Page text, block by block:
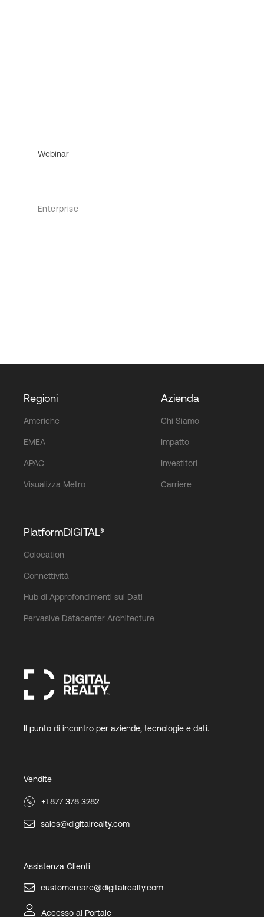
Webinar
Enterprise
Regioni
Americhe
EMEA
APAC
Visualizza Metro
Azienda
Chi Siamo
Impatto
Investitori
Carriere
PlatformDIGITAL®
Colocation
Connettività
Hub di Approfondimenti sui Dati
Pervasive Datacenter Architecture
Il punto di incontro per aziende, tecnologie e dati.
Vendite
+1 877 378 3282
sales@digitalrealty.com
Assistenza Clienti
customercare@digitalrealty.com
Accesso al Portale